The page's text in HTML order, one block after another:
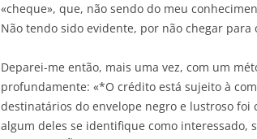
«cheque», que, não sendo do meu
Não tendo sido evidente, por não chegar
Deparei-me então, mais uma vez, com um
profundamente: «*O crédito está sujeito à
destinatários do envelope negro e lustroso
algum deles se identifique como interessado,